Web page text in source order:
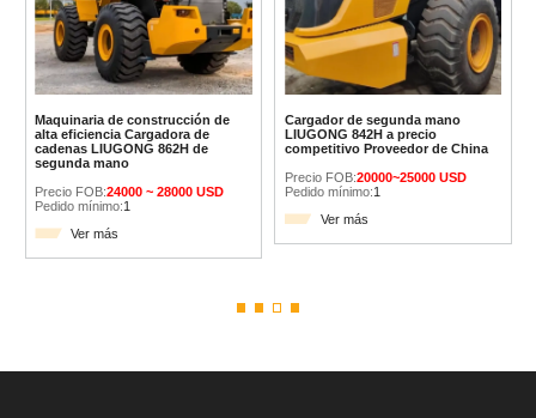
Maquinaria de construcción de
alta eficiencia Cargadora de
cadenas LIUGONG 862H de
segunda mano
Precio FOB:24000 ~ 28000 USD
Pedido mínimo:1
Ver más
Cargador de segunda mano
LIUGONG 842H a precio
competitivo Proveedor de China
Precio FOB:20000~25000 USD
Pedido mínimo:1
Ver más